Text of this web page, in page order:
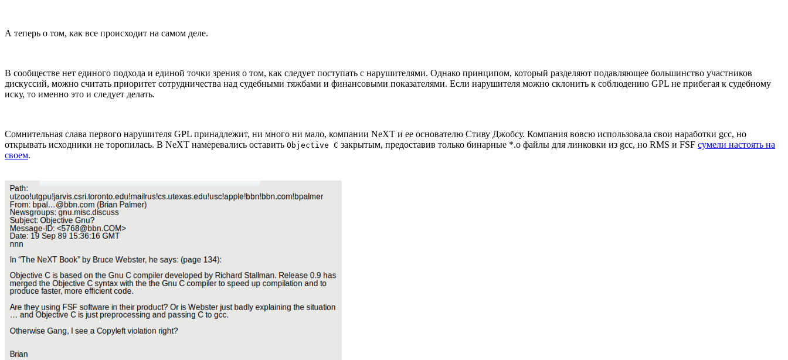
А теперь о том, как все происходит на самом деле.
В сообществе нет единого подхода и единой точки зрения о том, как следует поступать с нарушителями. Однако принципом, который разделяют подавляющее большинство участников
дискуссий, можно считать приоритет сотрудничества над судебными тяжбами и финансовыми показателями. Если нарушителя можно склонить к соблюдению GPL не прибегая к судебному
иску, то именно это и следует делать.
Сомнительная слава первого нарушителя GPL принадлежит, ни много ни мало, компании NeXT и ее основателю Стиву Джобсу. Компания вовсю использовала свои наработки gcc, но
открывать исходники не торопилась. В NeXT намеревались оставить Objective C закрытым, предоставив только бинарные *.o файлы для линковки из gcc, но RMS и FSF сумели настоять на
своем.